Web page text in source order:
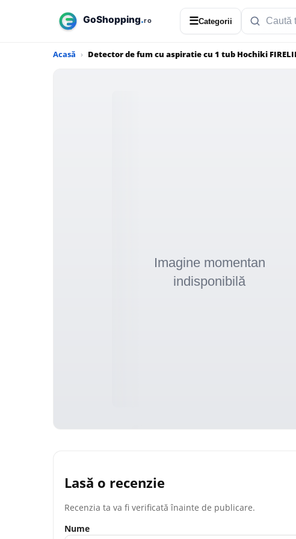
☰Categorii
Acasă Detector de fum cu aspiratie cu 1 tub Hochiki
Lasă o recenzie
Recenzia ta va fi verificată înainte de publicare.
Nume